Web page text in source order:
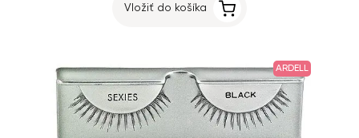
Vložiť do košíka
ARDELL